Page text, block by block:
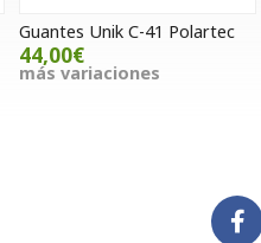
C-41 Polartec
Guantes Unik
54,00€
más